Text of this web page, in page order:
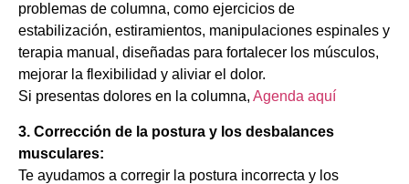
problemas de columna, como ejercicios de
estabilización, estiramientos, manipulaciones espinales y
terapia manual, diseñadas para fortalecer los músculos,
mejorar la flexibilidad y aliviar el dolor.
Si presentas dolores en la columna, Agenda aquí
3. Corrección de la postura y los desbalances
musculares:
Te ayudamos a corregir la postura incorrecta y los